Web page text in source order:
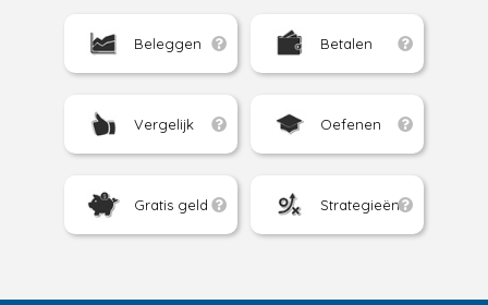
Beleggen Betalen
Vergelijk Oefenen
Gratis geld Strategieën